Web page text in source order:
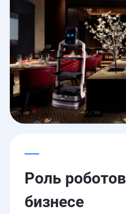
Роль роботов
бизнесе